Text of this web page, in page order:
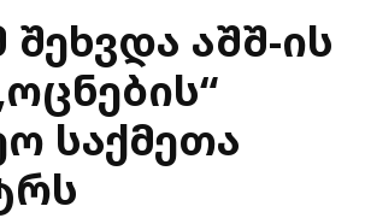
აშშ-ის
საქმეთა